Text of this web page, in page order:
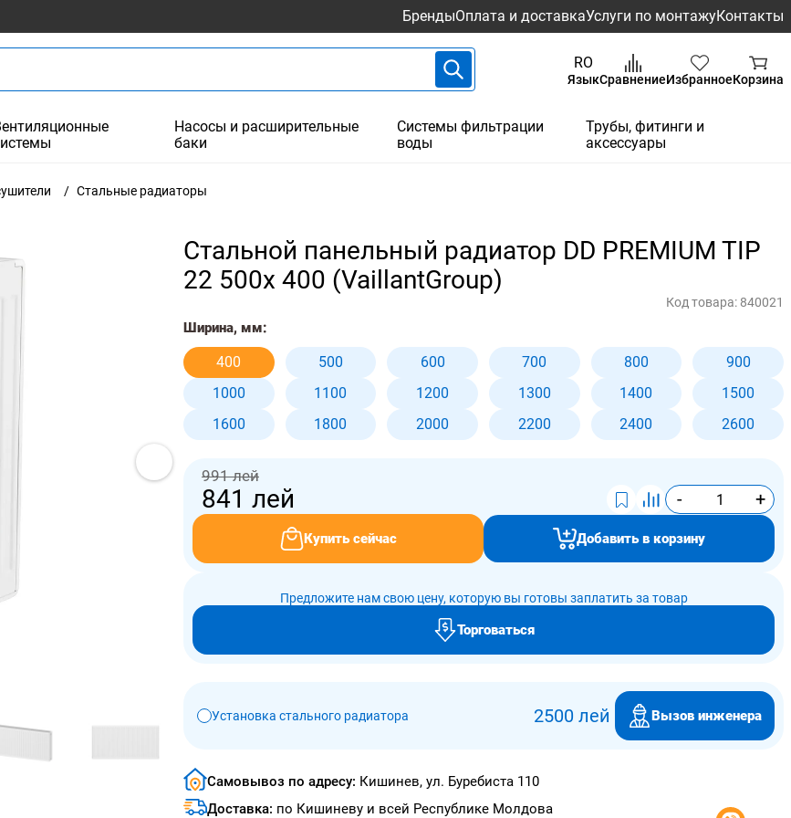
БрендыОплата и доставкаУслуги по монтажуКонтакты
RO
ЯзыкСравнениеИзбранноеКорзина
Насосы и расширительные
баки
Системы фильтрации
воды
Трубы, фитинги и
аксессуары
Стальные радиаторы
Стальной панельный радиатор DD PREMIUM TIP
22 500x 400 (VaillantGroup)
Код товара: 840021
Ширина, мм:
400 500 600 700 800
900
1000
1100 1200 1300 1400
1500
1600
1800 2000 2200 2400 2600
991 лей
841 лей - +
Купить сейчас Добавить в корзину
Предложите нам свою цену, которую вы готовы заплатить за товар
Торговаться
Установка стального радиатора 2500 лей Вызов инженера
Самовывоз по адресу: Кишинев, ул. Буребиста 110
Доставка: по Кишиневу и всей Республике Молдова